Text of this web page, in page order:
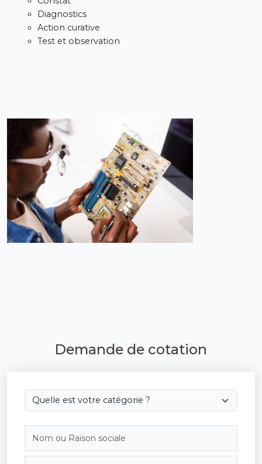
Diagnostics
Action curative
Test et observation
Demande de cotation